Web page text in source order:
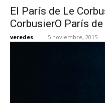
El París de Le
CorbusierO París
veredes - 5 noviembre, 2015